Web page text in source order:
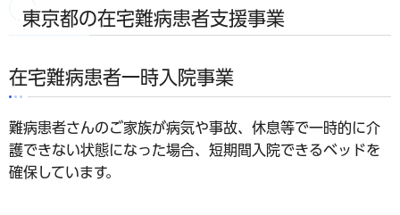
東京都の在宅難病患者支援事業
在宅難病患者一時入院事業
難病患者さんのご家族が病気や事故、休息等で一時的に介
護できない状態になった場合、短期間入院できるベッドを
確保しています。